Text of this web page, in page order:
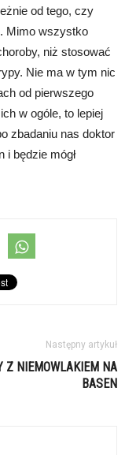
od tego, czy
Mimo wszystko
niż stosować
Nie ma w tym nic
od pierwszego
w ogóle, to lepiej
zbadaniu nas doktor
i będzie mógł
Następny artykuł
Z NIEMOWLAKIEM NA
BASEN